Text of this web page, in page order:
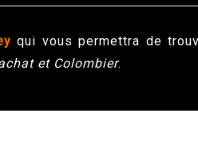
qui vous permettra de
et Colombier.